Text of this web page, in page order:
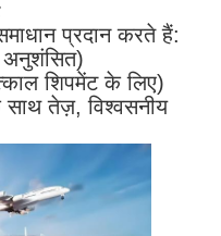
प्रदान करते हैं:
शिपमेंट के लिए)
साथ तेज़, विश्वसनीय